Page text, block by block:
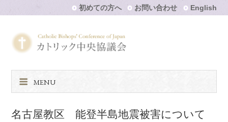
初めての方へ お問い合わせ English
MENU
名古屋教区 能登半島地震被害について